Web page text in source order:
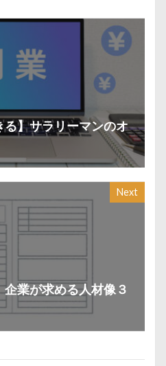
る】サラリーマンのオ
Next
企業が求める人材像３